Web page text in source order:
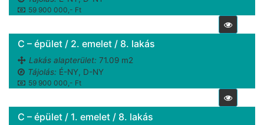
59 900 000,- Ft
C – épület / 2. emelet / 8. lakás
Lakás alapterület: 71.09 m2
Tájolás: É-NY, D-NY
59 900 000,- Ft
C – épület / 1. emelet / 8. lakás